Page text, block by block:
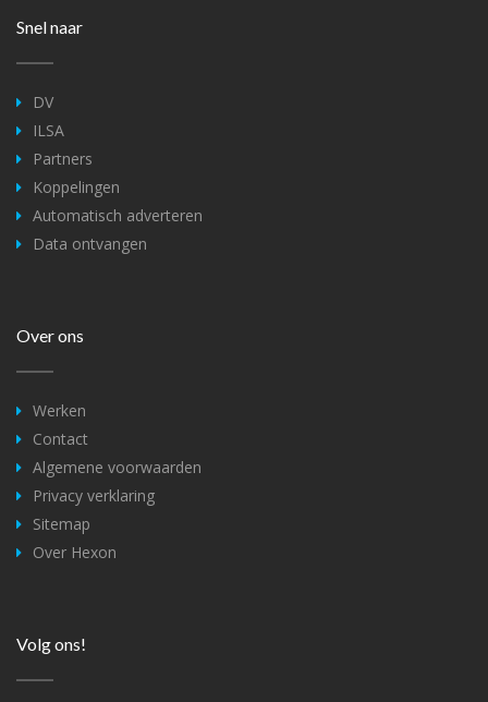
Snel naar
DV
ILSA
Partners
Koppelingen
Automatisch adverteren
Data ontvangen
Over ons
Werken
Contact
Algemene voorwaarden
Privacy verklaring
Sitemap
Over Hexon
Volg ons!